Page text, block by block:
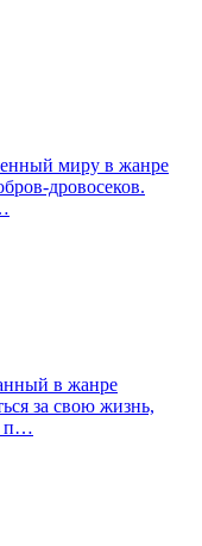
миру в жанре
дровосеков.
в жанре
за свою жизнь,
п…